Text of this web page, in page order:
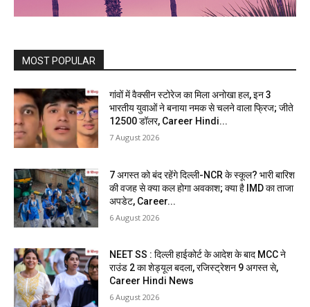
MOST POPULAR
गांवों में वैक्सीन स्टोरेज का मिला अनोखा हल, इन 3
भारतीय युवाओं ने बनाया नमक से चलने वाला फ्रिज; जीते
12500 डॉलर, Career Hindi...
7 August 2026
7 अगस्त को बंद रहेंगे दिल्ली-NCR के स्कूल? भारी बारिश
की वजह से क्या कल होगा अवकाश; क्या है IMD का ताजा
अपडेट, Career...
6 August 2026
NEET SS : दिल्ली हाईकोर्ट के आदेश के बाद MCC ने
राउंड 2 का शेड्यूल बदला, रजिस्ट्रेशन 9 अगस्त से,
Career Hindi News
6 August 2026